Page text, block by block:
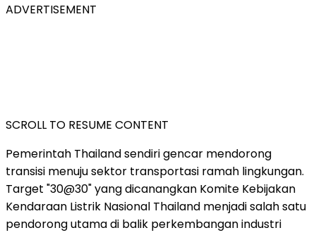
ADVERTISEMENT
SCROLL TO RESUME CONTENT
Pemerintah Thailand sendiri gencar mendorong
transisi menuju sektor transportasi ramah lingkungan.
Target "30@30" yang dicanangkan Komite Kebijakan
Kendaraan Listrik Nasional Thailand menjadi salah satu
pendorong utama di balik perkembangan industri